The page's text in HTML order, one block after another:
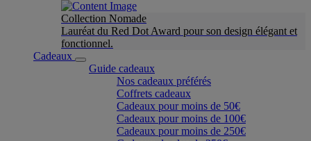
Collection Nomade
Lauréat du Red Dot Award pour son design élégant et
fonctionnel.
Cadeaux
Guide cadeaux
Nos cadeaux préférés
Coffrets cadeaux
Cadeaux pour moins de 50€
Cadeaux pour moins de 100€
Cadeaux pour moins de 250€